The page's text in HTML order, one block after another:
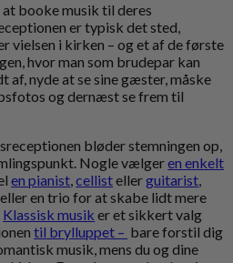
booke musik til deres
er typisk det sted,
vielsen i kirken – og et af de første
hvor man som brudepar kan
af, nyde at se sine gæster, måske
og dernæst se frem til
bløder stemningen op,
Nogle vælgeren enkelt
en pianist,cellistellerguitarist,
en trio for at skabe lidt mere
Klassisk musik er et sikkert valg
til brylluppet – bare forstil dig
musik, mens du og dine